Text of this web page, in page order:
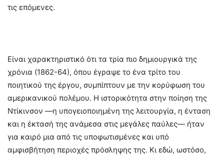
τις επόμενες.
Είναι χαρακτηριστικό ότι τα τρία πιο δημιουργικά της
χρόνια (1862-64), όπου έγραψε το ένα τρίτο του
ποιητικού της έργου, συμπίπτουν με την κορύφωση του
αμερικανικού πολέμου. Η ιστορικότητα στην ποίηση της
Ντίκινσον —η υπογειοποιημένη της λειτουργία, η ένταση
και η έκτασή της ανάμεσα στις μεγάλες παύλες— ήταν
για καιρό μια από τις υποφωτισμένες και υπό
αμφισβήτηση περιοχές πρόσληψης της. Κι εδώ, ωστόσο,